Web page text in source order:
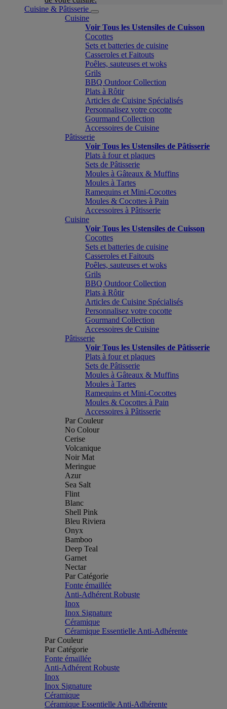
Cuisine & Pâtisserie
Cuisine
Voir Tous les Ustensiles de Cuisson
Cocottes
Sets et batteries de cuisine
Casseroles et Faitouts
Poêles, sauteuses et woks
Grils
BBQ Outdoor Collection
Plats à Rôtir
Articles de Cuisine Spécialisés
Personnalisez votre cocotte
Gourmand Collection
Accessoires de Cuisine
Pâtisserie
Voir Tous les Ustensiles de Pâtisserie
Plats à four et plaques
Sets de Pâtisserie
Moules à Gâteaux & Muffins
Moules à Tartes
Ramequins et Mini-Cocottes
Moules & Cocottes à Pain
Accessoires à Pâtisserie
Cuisine
Voir Tous les Ustensiles de Cuisson
Cocottes
Sets et batteries de cuisine
Casseroles et Faitouts
Poêles, sauteuses et woks
Grils
BBQ Outdoor Collection
Plats à Rôtir
Articles de Cuisine Spécialisés
Personnalisez votre cocotte
Gourmand Collection
Accessoires de Cuisine
Pâtisserie
Voir Tous les Ustensiles de Pâtisserie
Plats à four et plaques
Sets de Pâtisserie
Moules à Gâteaux & Muffins
Moules à Tartes
Ramequins et Mini-Cocottes
Moules & Cocottes à Pain
Accessoires à Pâtisserie
Par Couleur
No Colour
Cerise
Volcanique
Noir Mat
Meringue
Azur
Sea Salt
Flint
Blanc
Shell Pink
Bleu Riviera
Onyx
Bamboo
Deep Teal
Garnet
Nectar
Par Catégorie
Fonte émaillée
Anti-Adhérent Robuste
Inox
Inox Signature
Céramique
Céramique Essentielle Anti-Adhérente
Par Couleur
Par Catégorie
Fonte émaillée
Anti-Adhérent Robuste
Inox
Inox Signature
Céramique
Céramique Essentielle Anti-Adhérente